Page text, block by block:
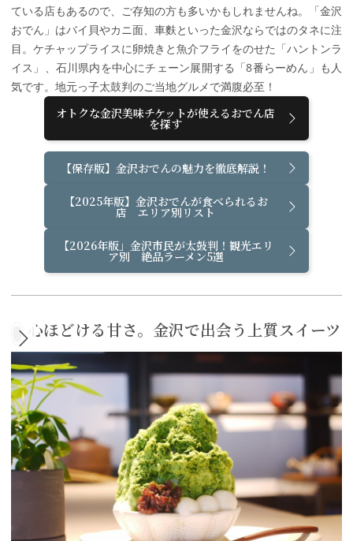
ている店もあるので、ご存知の方も多いかもしれませんね。「金沢
おでん」はバイ貝やカニ面、車麩といった金沢ならではのタネに注
目。ケチャップライスに卵焼きと魚介フライをのせた「ハントンラ
イス」、石川県内を中心にチェーン展開する「8番らーめん」も人
気です。地元っ子太鼓判のご当地グルメで満腹必至！
オトクな金沢美味チケットが使えるおでん店
を探す
【保存版】金沢おでんの魅力を徹底解説！
【2025年版】金沢おでんが食べられるお
店 エリア別リスト
【2026年版」金沢市民が太鼓判！観光エリ
ア別 絶品ラーメン5選
心ほどける甘さ。金沢で出会う上質スイーツ